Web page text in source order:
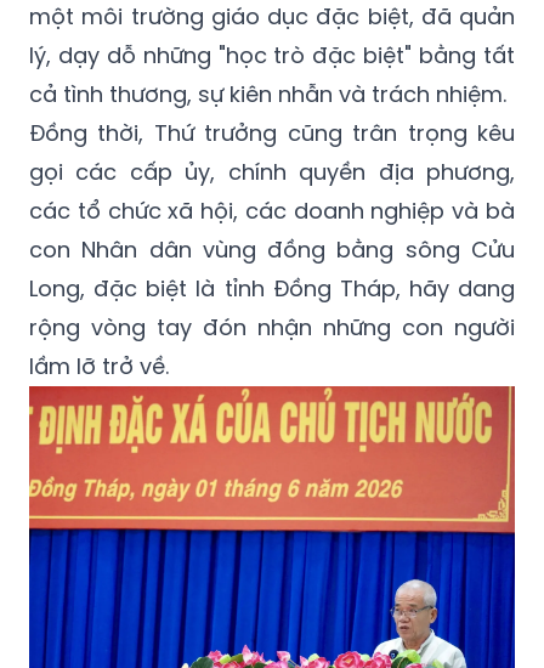
một môi trường giáo dục đặc biệt, đã quản
lý, dạy dỗ những "học trò đặc biệt" bằng tất
cả tình thương, sự kiên nhẫn và trách nhiệm.
Đồng thời, Thứ trưởng cũng trân trọng kêu
gọi các cấp ủy, chính quyền địa phương,
các tổ chức xã hội, các doanh nghiệp và bà
con Nhân dân vùng đồng bằng sông Cửu
Long, đặc biệt là tỉnh Đồng Tháp, hãy dang
rộng vòng tay đón nhận những con người
lầm lỡ trở về.